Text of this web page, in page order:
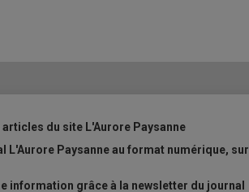
du site L'Aurore Paysanne
L'Aurore Paysanne au format numérique, sur
information grâce à la newsletter du journal